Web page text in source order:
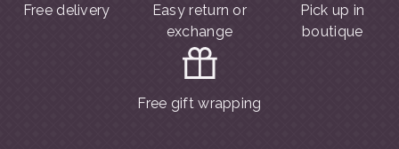
Free delivery
Easy return or
exchange
Pick up in
boutique
Free gift wrapping